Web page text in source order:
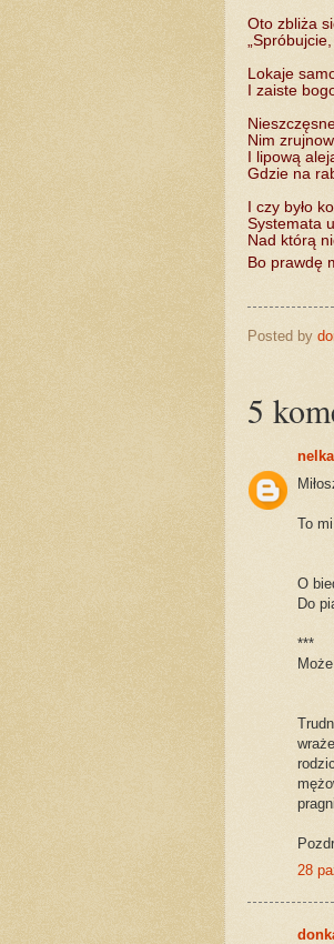
Oto zbliża
Lokaje
I zaiste
Nim
I lipową
Gdzie na
I czy było
Systemata
Nad którą
Bo prawdę
Posted by
5
To
O
Do
***
28